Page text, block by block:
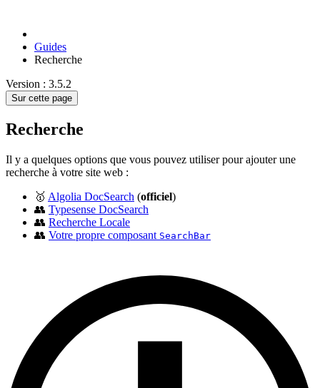
Guides
Recherche
Version : 3.5.2
Sur cette page
Recherche
Il y a quelques options que vous pouvez utiliser pour ajouter une
recherche à votre site web :
🥇 Algolia DocSearch (officiel)
👥 Typesense DocSearch
👥 Recherche Locale
👥 Votre propre composant SearchBar